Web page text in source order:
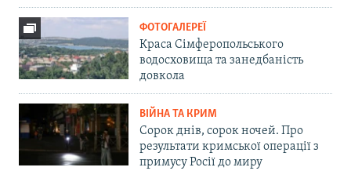
ФОТОГАЛЕРЕЇ
Краса Сімферопольського
водосховища та занедбаність
довкола
ВІЙНА ТА КРИМ
Сорок днів, сорок ночей. Про
результати кримської операції з
примусу Росії до миру